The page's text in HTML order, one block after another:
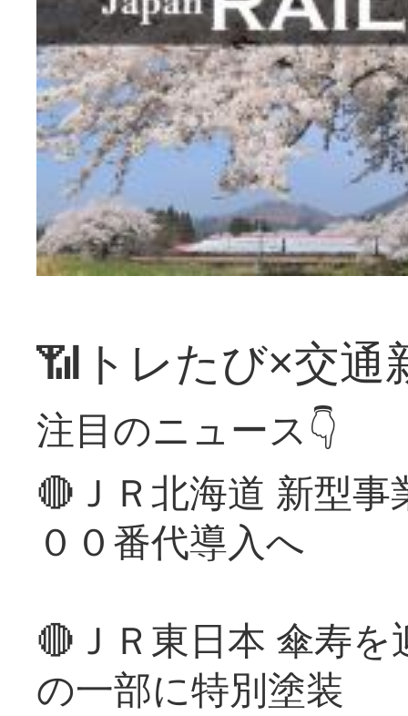
📶トレたび×交通
注目のニュース👇
🔴ＪＲ北海道 新型
００番代導入へ
🔴ＪＲ東日本 傘寿
の一部に特別塗装